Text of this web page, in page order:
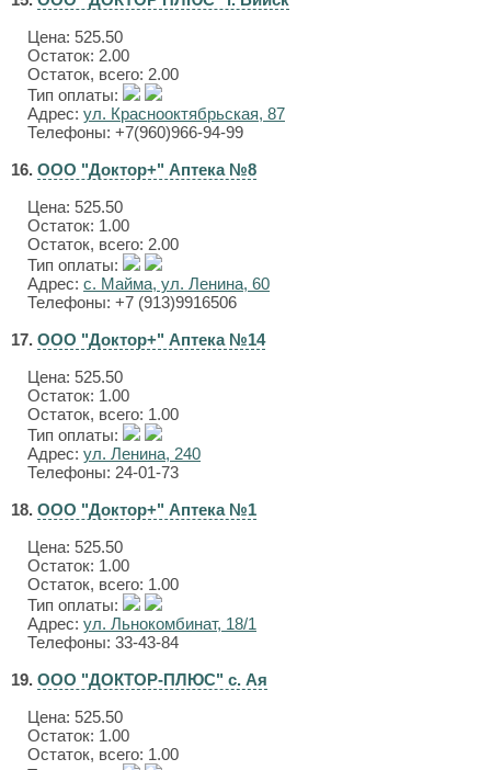
Цена: 525.50
Остаток: 2.00
Остаток, всего: 2.00
Тип оплаты:
Адрес: ул. Краснооктябрьская, 87
Телефоны: +7(960)966-94-99
16. ООО "Доктор+" Аптека №8
Цена: 525.50
Остаток: 1.00
Остаток, всего: 2.00
Тип оплаты:
Адрес: с. Майма, ул. Ленина, 60
Телефоны: +7 (913)9916506
17. ООО "Доктор+" Аптека №14
Цена: 525.50
Остаток: 1.00
Остаток, всего: 1.00
Тип оплаты:
Адрес: ул. Ленина, 240
Телефоны: 24-01-73
18. ООО "Доктор+" Аптека №1
Цена: 525.50
Остаток: 1.00
Остаток, всего: 1.00
Тип оплаты:
Адрес: ул. Льнокомбинат, 18/1
Телефоны: 33-43-84
19. ООО "ДОКТОР-ПЛЮС" с. Ая
Цена: 525.50
Остаток: 1.00
Остаток, всего: 1.00